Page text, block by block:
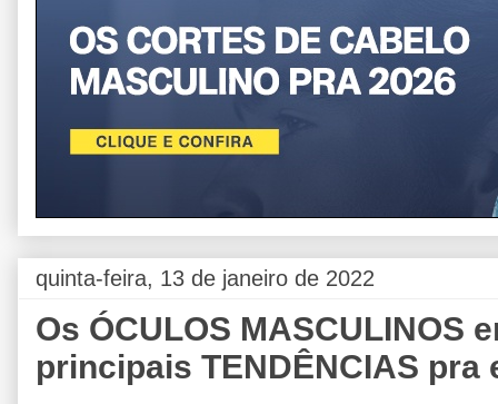
quinta-feira, 13 de janeiro de 2022
Os ÓCULOS MASCULINOS
principais TENDÊNCIAS pra